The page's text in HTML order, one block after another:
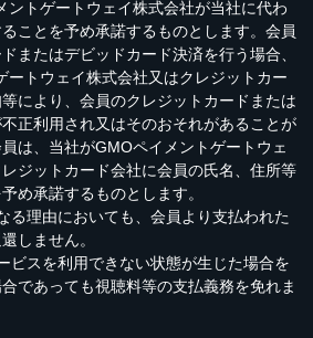
ントゲートウェイ株式会社が当社に代わ
ことを予め承諾するものとします。会員
またはデビッドカード決済を行う場合、
ートウェイ株式会社又はクレジットカー
等により、会員のクレジットカードまたは
正利用され又はそのおそれがあることが
は、当社がGMOペイメントゲートウェ
ジットカード会社に会員の氏名、住所等
め承諾するものとします。
る理由においても、会員より支払われた
しません。
ビスを利用できない状態が生じた場合を
であっても視聴料等の支払義務を免れま